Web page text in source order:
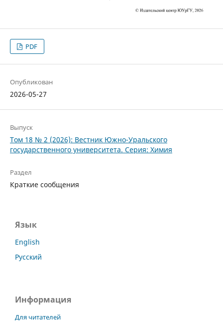
PDF
Опубликован
2026-05-27
Выпуск
Том 18 № 2 (2026): Вестник Южно-Уральского
государственного университета. Серия: Химия
Раздел
Краткие сообщения
Язык
English
Русский
Информация
Для читателей